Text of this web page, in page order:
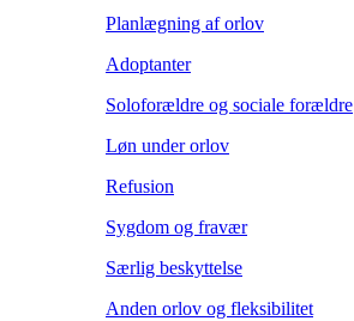
Planlægning af orlov
Adoptanter
Soloforældre og sociale forældre
Løn under orlov
Refusion
Sygdom og fravær
Særlig beskyttelse
Anden orlov og fleksibilitet